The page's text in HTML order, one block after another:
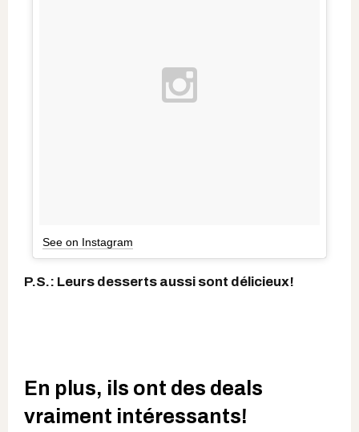
See on Instagram
P.S.: Leurs desserts aussi sont délicieux!
En plus, ils ont des deals
vraiment intéressants!